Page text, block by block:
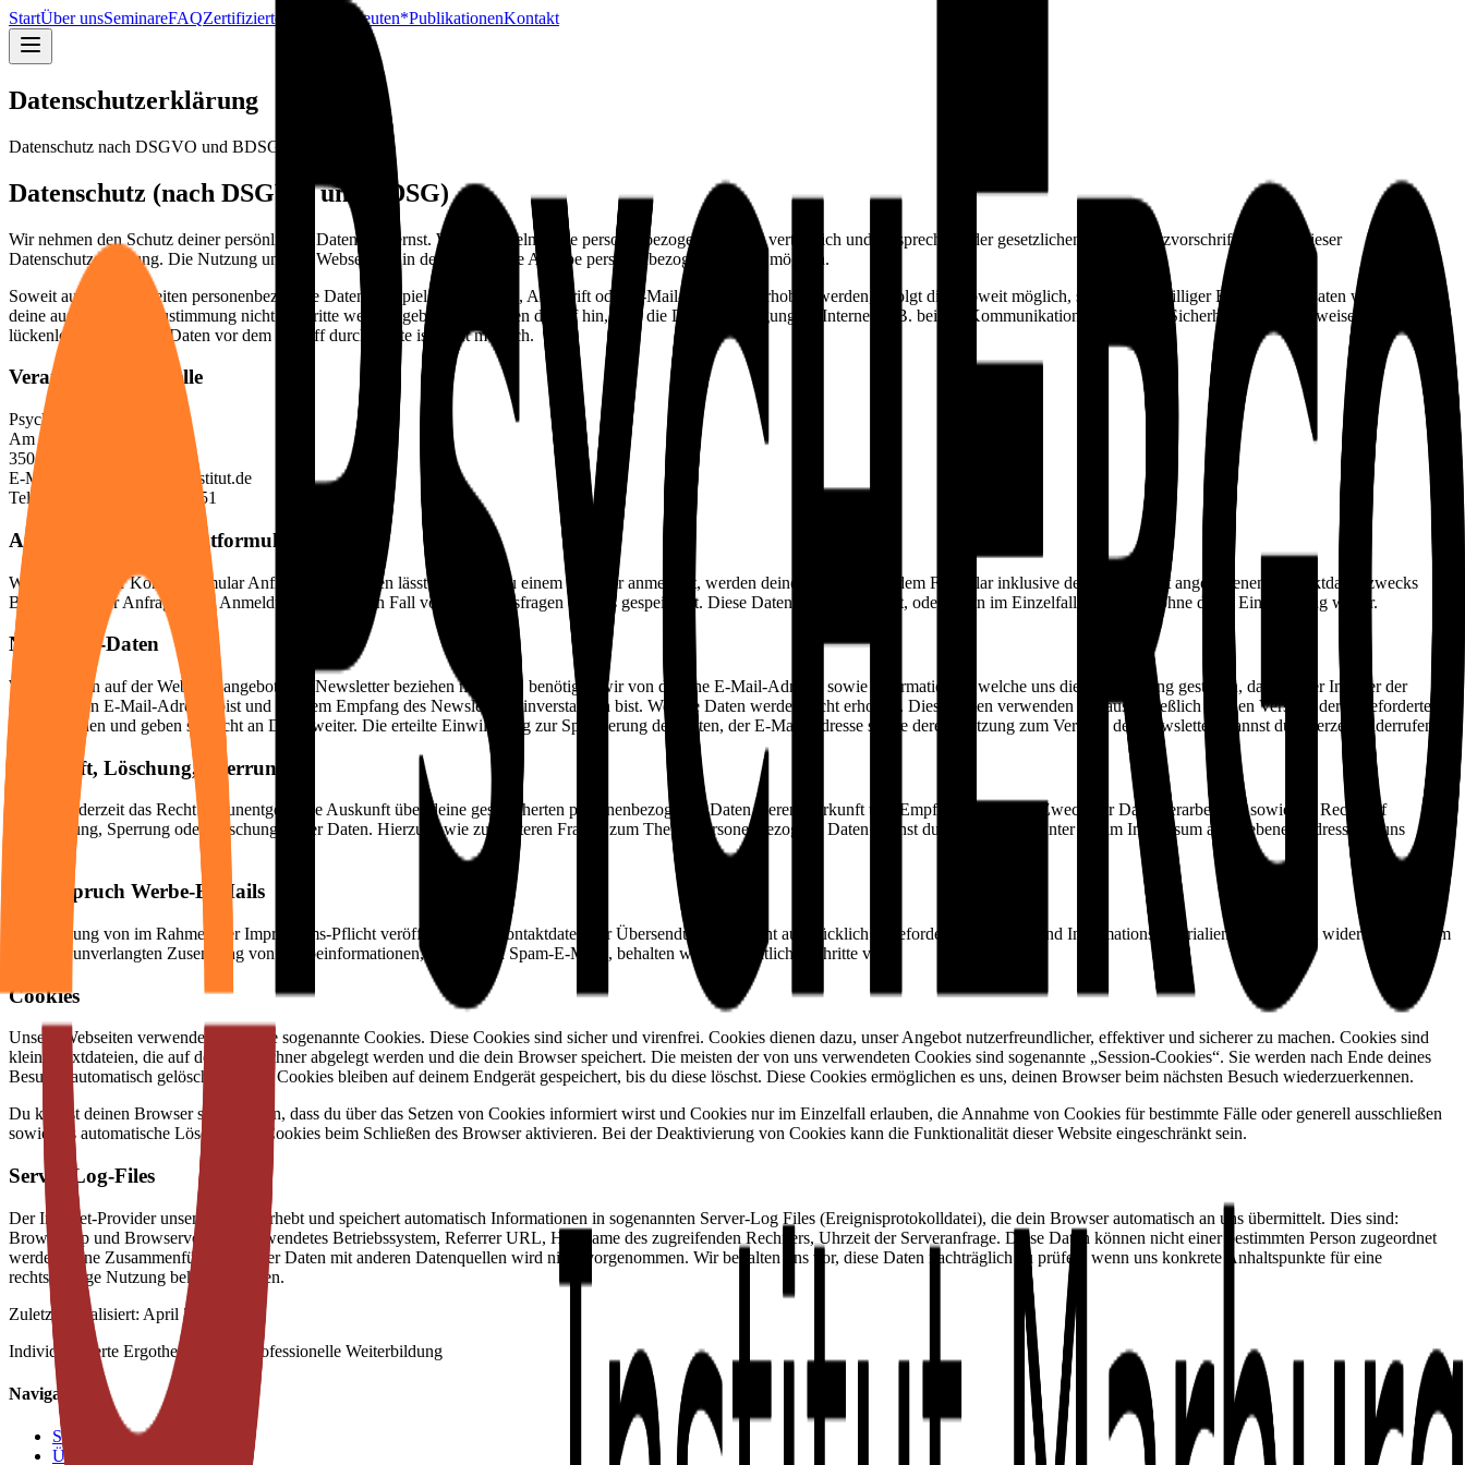
StartÜber unsSeminareFAQZertifizierte Ergotherapeuten*PublikationenKontakt
Datenschutzerklärung
Datenschutz nach DSGVO und BDSG
Datenschutz (nach DSGVO und BDSG)
Wir nehmen den Schutz deiner persönlichen Daten sehr ernst. Wir behandeln deine personenbezogenen Daten vertraulich und entsprechend der gesetzlichen Datenschutzvorschriften sowie dieser
Datenschutzerklärung. Die Nutzung unserer Webseite ist in der Regel ohne Angabe personenbezogener Daten möglich.
Soweit auf unseren Seiten personenbezogene Daten (beispielsweise Name, Anschrift oder E-Mail-Adressen) erhoben werden, erfolgt dies, soweit möglich, stets auf freiwilliger Basis. Diese Daten werden ohne
deine ausdrückliche Zustimmung nicht an Dritte weitergegeben. Wir weisen darauf hin, dass die Datenübertragung im Internet (z.B. bei der Kommunikation per E-Mail) Sicherheitslücken aufweisen kann. Ein
lückenloser Schutz der Daten vor dem Zugriff durch Dritte ist nicht möglich.
Verantwortliche Stelle
PsychErgo Institut GbR
Am Grabenacker 5
35043 Marburg
E-Mail: info@psychergo-institut.de
Telefon: +49 (0) 6421 340951
Anmelde- und Kontaktformular
Wenn du uns per Kontaktformular Anfragen zukommen lässt oder dich zu einem Seminar anmeldest, werden deine Angaben aus dem Formular inklusive der von dir dort angegebenen Kontaktdaten zwecks
Bearbeitung der Anfrage bzw. Anmeldung und für den Fall von Anschlussfragen bei uns gespeichert. Diese Daten geben wir nicht, oder wenn im Einzelfall nötig nicht ohne deine Einwilligung weiter.
Newsletter-Daten
Wenn du den auf der Webseite angebotenen Newsletter beziehen möchtest, benötigen wir von dir eine E-Mail-Adresse sowie Informationen, welche uns die Überprüfung gestatten, dass du der Inhaber der
angegebenen E-Mail-Adresse bist und mit dem Empfang des Newsletters einverstanden bist. Weitere Daten werden nicht erhoben. Diese Daten verwenden wir ausschließlich für den Versand der angeforderten
Informationen und geben sie nicht an Dritte weiter. Die erteilte Einwilligung zur Speicherung der Daten, der E-Mail-Adresse sowie deren Nutzung zum Versand des Newsletters kannst du jederzeit widerrufen.
Auskunft, Löschung, Sperrung
Du hast jederzeit das Recht auf unentgeltliche Auskunft über deine gespeicherten personenbezogenen Daten, deren Herkunft und Empfänger und den Zweck der Datenverarbeitung sowie ein Recht auf
Berichtigung, Sperrung oder Löschung dieser Daten. Hierzu sowie zu weiteren Fragen zum Thema personenbezogene Daten kannst du dich jederzeit unter der im Impressum angegebenen Adresse an uns
Widerspruch Werbe-E-Mails
Der Nutzung von im Rahmen der Impressums-Pflicht veröffentlichten Kontaktdaten zur Übersendung von nicht ausdrücklich angeforderter Werbung und Informationsmaterialien wird hiermit widersprochen. Im
Falle der unverlangten Zusendung von Werbeinformationen, etwa durch Spam-E-Mails, behalten wir uns rechtliche Schritte vor.
Cookies
Unsere Webseiten verwenden teilweise sogenannte Cookies. Diese Cookies sind sicher und virenfrei. Cookies dienen dazu, unser Angebot nutzerfreundlicher, effektiver und sicherer zu machen. Cookies sind
kleine Textdateien, die auf deinem Rechner abgelegt werden und die dein Browser speichert. Die meisten der von uns verwendeten Cookies sind sogenannte „Session-Cookies“. Sie werden nach Ende deines
Besuchs automatisch gelöscht. Andere Cookies bleiben auf deinem Endgerät gespeichert, bis du diese löschst. Diese Cookies ermöglichen es uns, deinen Browser beim nächsten Besuch wiederzuerkennen.
Du kannst deinen Browser so einstellen, dass du über das Setzen von Cookies informiert wirst und Cookies nur im Einzelfall erlauben, die Annahme von Cookies für bestimmte Fälle oder generell ausschließen
sowie das automatische Löschen der Cookies beim Schließen des Browser aktivieren. Bei der Deaktivierung von Cookies kann die Funktionalität dieser Website eingeschränkt sein.
Server-Log-Files
Der Internet-Provider unserer Seiten erhebt und speichert automatisch Informationen in sogenannten Server-Log Files (Ereignisprotokolldatei), die dein Browser automatisch an uns übermittelt. Dies sind:
Browsertyp und Browserversion, verwendetes Betriebssystem, Referrer URL, Hostname des zugreifenden Rechners, Uhrzeit der Serveranfrage. Diese Daten können nicht einer bestimmten Person zugeordnet
werden. Eine Zusammenführung dieser Daten mit anderen Datenquellen wird nicht vorgenommen. Wir behalten uns vor, diese Daten nachträglich zu prüfen, wenn uns konkrete Anhaltspunkte für eine
rechtswidrige Nutzung bekannt werden.
Zuletzt aktualisiert: April 2026
Individualisierte Ergotherapie und professionelle Weiterbildung
Navigation
Start
Über uns